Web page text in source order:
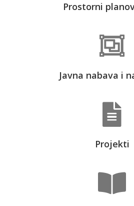
Prostorni
Javna nabava i
Projekti